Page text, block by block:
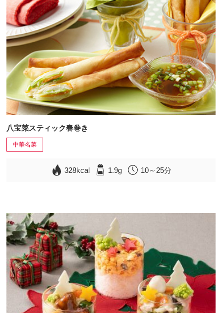
八宝菜スティック春巻き
中華名菜
328kcal 1.9g 10～25分